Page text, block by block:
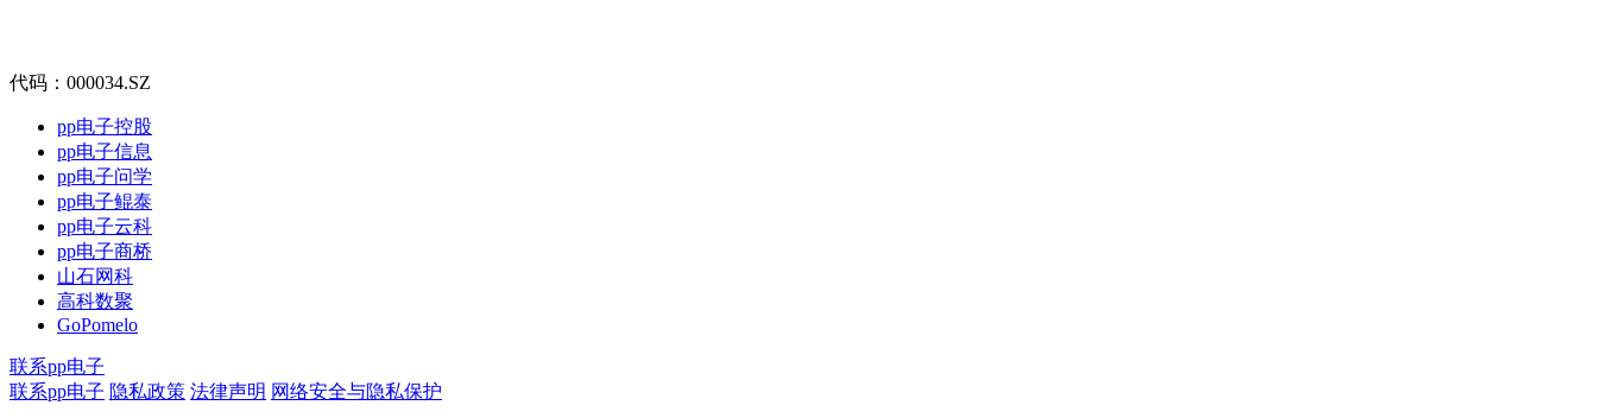
代码：000034.SZ
pp电子控股
pp电子信息
pp电子问学
pp电子鲲泰
pp电子云科
pp电子商桥
山石网科
高科数聚
GoPomelo
联系pp电子
联系pp电子 隐私政策 法律声明 网络安全与隐私保护